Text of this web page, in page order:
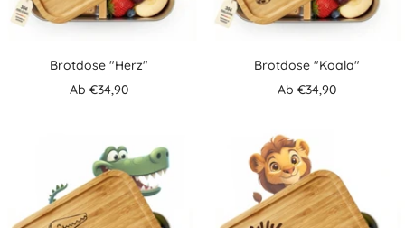
Brotdose "Herz"
Angebotspreis
Ab €34,90
Brotdose "Koala"
Angebotspreis
Ab €34,90